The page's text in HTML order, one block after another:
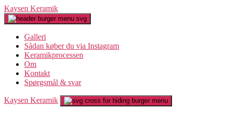
Spring
til
indholdet
Kaysen Keramik
Galleri
Sådan køber du via Instagram
Keramikprocessen
Om
Kontakt
Spørgsmål & svar
Kaysen Keramik